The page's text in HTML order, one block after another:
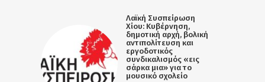
Λαϊκή Συσπείρωση
Χίου: Κυβέρνηση,
δημοτική αρχή, βολική
αντιπολίτευση και
εργοδοτικός
συνδικαλισμός «εις
σάρκα μια» για το
μουσικό σχολείο